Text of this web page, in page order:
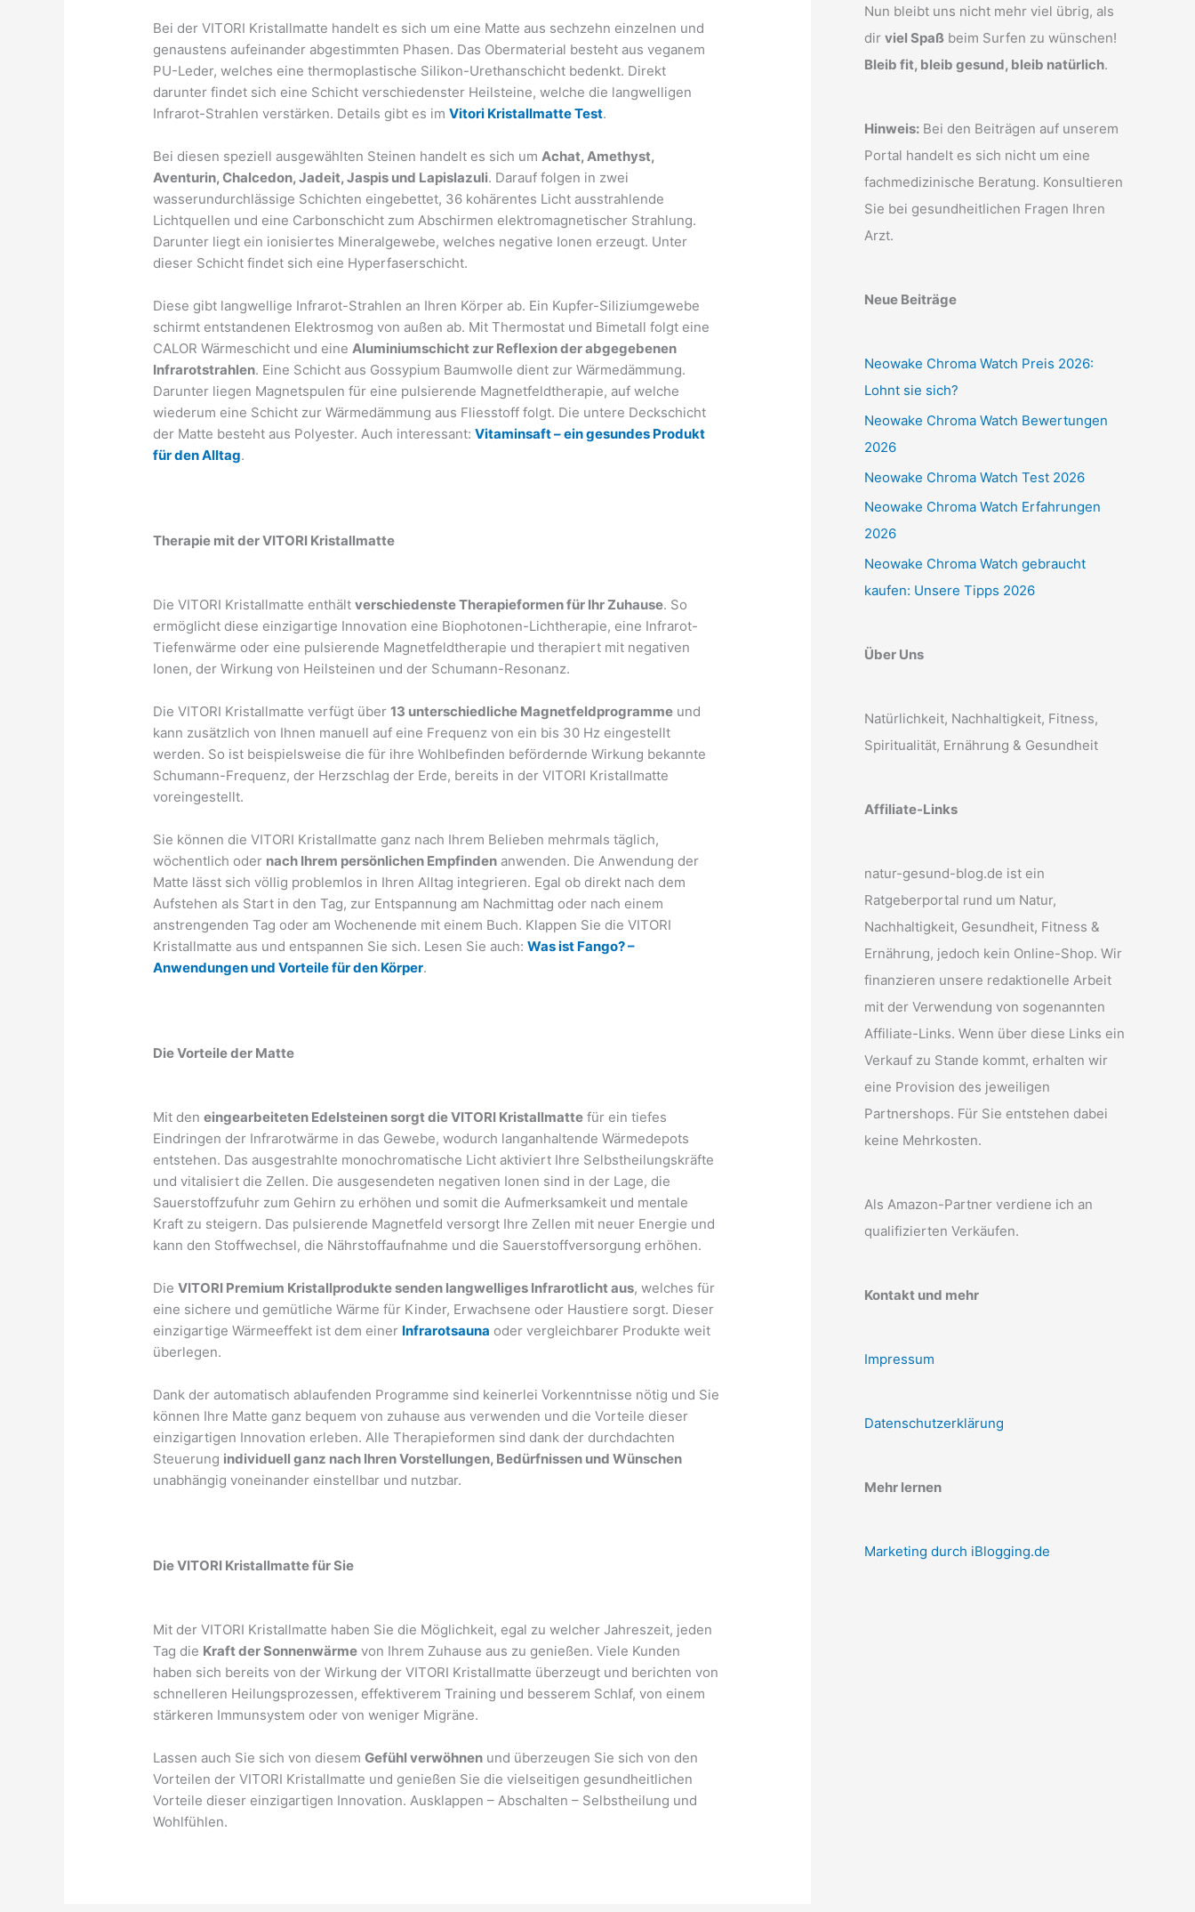
Bei der VITORI Kristallmatte handelt es sich um eine Matte aus sechzehn einzelnen und
genaustens aufeinander abgestimmten Phasen. Das Obermaterial besteht aus veganem
PU-Leder, welches eine thermoplastische Silikon-Urethanschicht bedenkt. Direkt
darunter findet sich eine Schicht verschiedenster Heilsteine, welche die langwelligen
Infrarot-Strahlen verstärken. Details gibt es imVitori Kristallmatte Test.
Bei diesen speziell ausgewählten Steinen handelt es sich umAchat, Amethyst,
Aventurin, Chalcedon, Jadeit, Jaspis und Lapislazuli. Darauf folgen in zwei
wasserundurchlässige Schichten eingebettet, 36 kohärentes Licht ausstrahlende
Lichtquellen und eine Carbonschicht zum Abschirmen elektromagnetischer Strahlung.
Darunter liegt ein ionisiertes Mineralgewebe, welches negative Ionen erzeugt. Unter
dieser Schicht findet sich eine Hyperfaserschicht.
Diese gibt langwellige Infrarot-Strahlen an Ihren Körper ab. Ein Kupfer-Siliziumgewebe
schirmt entstandenen Elektrosmog von außen ab. Mit Thermostat und Bimetall folgt eine
CALOR Wärmeschicht und eineAluminiumschicht zur Reflexion der abgegebenen
Infrarotstrahlen. Eine Schicht aus Gossypium Baumwolle dient zur Wärmedämmung.
Darunter liegen Magnetspulen für eine pulsierende Magnetfeldtherapie, auf welche
wiederum eine Schicht zur Wärmedämmung aus Fliesstoff folgt. Die untere Deckschicht
der Matte besteht aus Polyester. Auch interessant:Vitaminsaft – ein gesundes Produkt
für den Alltag.
Therapie mit der VITORI Kristallmatte
Die VITORI Kristallmatte enthältverschiedenste Therapieformen für Ihr Zuhause. So
ermöglicht diese einzigartige Innovation eine Biophotonen-Lichtherapie, eine Infrarot-
Tiefenwärme oder eine pulsierende Magnetfeldtherapie und therapiert mit negativen
Ionen, der Wirkung von Heilsteinen und der Schumann-Resonanz.
Die VITORI Kristallmatte verfügt über13 unterschiedliche Magnetfeldprogramme und
kann zusätzlich von Ihnen manuell auf eine Frequenz von ein bis 30 Hz eingestellt
werden. So ist beispielsweise die für ihre Wohlbefinden befördernde Wirkung bekannte
Schumann-Frequenz, der Herzschlag der Erde, bereits in der VITORI Kristallmatte
voreingestellt.
Sie können die VITORI Kristallmatte ganz nach Ihrem Belieben mehrmals täglich,
wöchentlich oder nach Ihrem persönlichen Empfinden anwenden. Die Anwendung der
Matte lässt sich völlig problemlos in Ihren Alltag integrieren. Egal ob direkt nach dem
Aufstehen als Start in den Tag, zur Entspannung am Nachmittag oder nach einem
anstrengenden Tag oder am Wochenende mit einem Buch. Klappen Sie die VITORI
Kristallmatte aus und entspannen Sie sich. Lesen Sie auch:Was ist Fango? –
Anwendungen und Vorteile für den Körper.
Die Vorteile der Matte
Mit deneingearbeiteten Edelsteinen sorgt die VITORI Kristallmatte für ein tiefes
Eindringen der Infrarotwärme in das Gewebe, wodurch langanhaltende Wärmedepots
entstehen. Das ausgestrahlte monochromatische Licht aktiviert Ihre Selbstheilungskräfte
und vitalisiert die Zellen. Die ausgesendeten negativen Ionen sind in der Lage, die
Sauerstoffzufuhr zum Gehirn zu erhöhen und somit die Aufmerksamkeit und mentale
Kraft zu steigern. Das pulsierende Magnetfeld versorgt Ihre Zellen mit neuer Energie und
kann den Stoffwechsel, die Nährstoffaufnahme und die Sauerstoffversorgung erhöhen.
DieVITORI Premium Kristallprodukte senden langwelliges Infrarotlicht aus, welches für
eine sichere und gemütliche Wärme für Kinder, Erwachsene oder Haustiere sorgt. Dieser
einzigartige Wärmeeffekt ist dem einer Infrarotsauna oder vergleichbarer Produkte weit
überlegen.
Dank der automatisch ablaufenden Programme sind keinerlei Vorkenntnisse nötig und Sie
können Ihre Matte ganz bequem von zuhause aus verwenden und die Vorteile dieser
einzigartigen Innovation erleben. Alle Therapieformen sind dank der durchdachten
Steuerung individuell ganz nach Ihren Vorstellungen, Bedürfnissen und Wünschen
unabhängig voneinander einstellbar und nutzbar.
Die VITORI Kristallmatte für Sie
Mit der VITORI Kristallmatte haben Sie die Möglichkeit, egal zu welcher Jahreszeit, jeden
Tag die Kraft der Sonnenwärme von Ihrem Zuhause aus zu genießen. Viele Kunden
haben sich bereits von der Wirkung der VITORI Kristallmatte überzeugt und berichten von
schnelleren Heilungsprozessen, effektiverem Training und besserem Schlaf, von einem
stärkeren Immunsystem oder von weniger Migräne.
Lassen auch Sie sich von diesemGefühl verwöhnen und überzeugen Sie sich von den
Vorteilen der VITORI Kristallmatte und genießen Sie die vielseitigen gesundheitlichen
Vorteile dieser einzigartigen Innovation. Ausklappen – Abschalten – Selbstheilung und
Wohlfühlen.
Nun bleibt uns nicht mehr viel übrig, als
dir viel Spaß beim Surfen zu wünschen!
Bleib fit, bleib gesund, bleib natürlich.
Hinweis: Bei den Beiträgen auf unserem
Portal handelt es sich nicht um eine
fachmedizinische Beratung. Konsultieren
Sie bei gesundheitlichen Fragen Ihren
Arzt.
Neue Beiträge
Neowake Chroma Watch Preis 2026:
Lohnt sie sich?
Neowake Chroma Watch Bewertungen
2026
Neowake Chroma Watch Test 2026
Neowake Chroma Watch Erfahrungen
2026
Neowake Chroma Watch gebraucht
kaufen: Unsere Tipps 2026
Über Uns
Natürlichkeit, Nachhaltigkeit, Fitness,
Spiritualität, Ernährung & Gesundheit
Affiliate-Links
natur-gesund-blog.de ist ein
Ratgeberportal rund um Natur,
Nachhaltigkeit, Gesundheit, Fitness &
Ernährung, jedoch kein Online-Shop. Wir
finanzieren unsere redaktionelle Arbeit
mit der Verwendung von sogenannten
Affiliate-Links. Wenn über diese Links ein
Verkauf zu Stande kommt, erhalten wir
eine Provision des jeweiligen
Partnershops. Für Sie entstehen dabei
keine Mehrkosten.
Als Amazon-Partner verdiene ich an
qualifizierten Verkäufen.
Kontakt und mehr
Impressum
Datenschutzerklärung
Mehr lernen
Marketing durch iBlogging.de